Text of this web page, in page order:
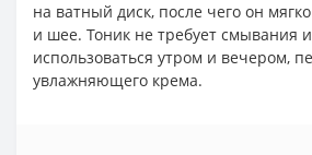
на ватный диск, после чего он
и шее. Тоник не требует смывания
использоваться утром и вечером,
увлажняющего крема.